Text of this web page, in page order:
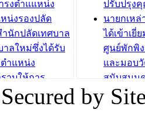
วัยของอ
บทความ อื่นๆ ...
รงตำแแหน่ง
น่งรองปลัด
นักปลัดเทศบาล
าลใหม่ซึ่งได้รับ
ำแหน่ง
าบให้การ
ลผู้ผ่านการ
งสายงานผู้
ปรับปรุง
นายกเห
ได้เข้าเยี่
ศูนย์พักพิ
และมอบ
สนับสนุน
ภัยน้ำท่วม
ภาพบรร
Secured by